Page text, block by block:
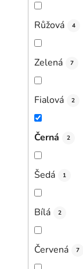
Růžová 4
Zelená 7
Fialová 2
Černá 2
Šedá 1
Bílá 2
Červená 7